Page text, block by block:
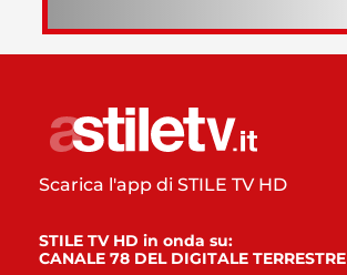
Scarica l'app di STILE TV HD
STILE TV HD in onda su:
CANALE 78 DEL DIGITALE TERRESTRE